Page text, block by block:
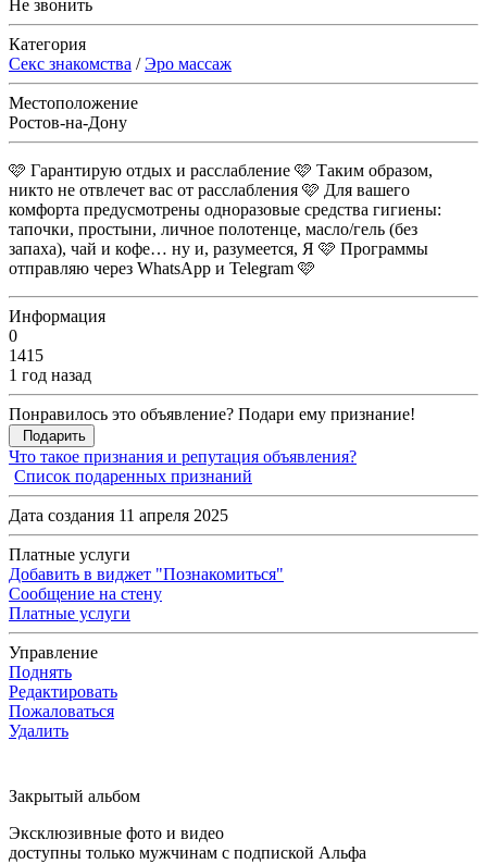
Не звонить
Категория
Секс знакомства /Эро массаж
Местоположение
Ростов-на-Дону
🩷 Гарантирую отдых и расслабление 🩷 Таким образом,
никто не отвлечет вас от расслабления 🩷 Для вашего
комфорта предусмотрены одноразовые средства гигиены:
тапочки, простыни, личное полотенце, масло/гель (без
запаха), чай и кофе… ну и, разумеется, Я 🩷 Программы
отправляю через WhatsApp и Telegram 🩷
Информация
0
1415
1 год назад
Понравилось это объявление? Подари ему признание!
Подарить
Что такое признания и репутация объявления?
Список подаренных признаний
Дата создания 11 апреля 2025
Платные услуги
Добавить в виджет "Познакомиться"
Сообщение на стену
Платные услуги
Управление
Поднять
Редактировать
Пожаловаться
Удалить
Закрытый альбом
Эксклюзивные фото и видео
доступны только мужчинам с подпиской Альфа